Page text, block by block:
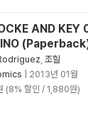
AND KEY
조힐
2013년 01월
(8% 할인 / 1,880원)